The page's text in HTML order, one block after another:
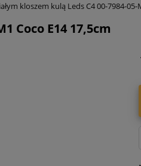
kloszem kulą Leds C4 00-7984-05-M1
Coco E14 17,5cm